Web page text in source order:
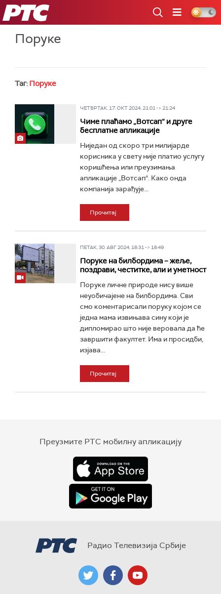
РТС
Поруке
Таг: Поруке
ЧЕТВРТАК, 17. ОКТ 2024, 21:01 -> 21:24
Чиме плаћамо „Вотсап“ и друге
бесплатне апликације
Ниједан од скоро три милијарде
корисника у свету није платио услугу
коришћења или преузимања
апликације „Вотсап“. Како онда
компанија зарађује...
Прочитај
ПЕТАК, 30. АВГ 2024, 18:31 -> 18:49
Поруке на билбордима – жеље,
поздрави, честитке, али и уметност
Поруке личне природе нису више
неуобичајене на билбордима. Сви
смо коментарисали поруку којом се
једна мама извињава сину који је
дипломирао што није веровала да ће
завршити факултет. Има и просидби,
изјава...
Прочитај
Преузмите РТС мобилну апликацију
Радио Телевизија Србије